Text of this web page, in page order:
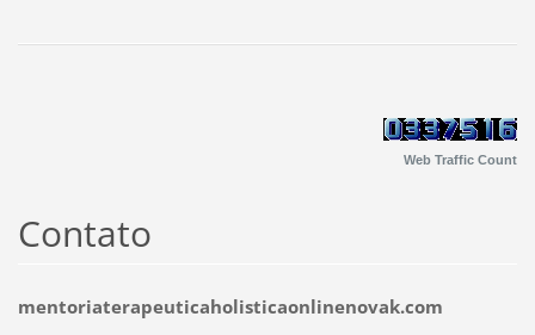
Web Traffic Count
Contato
mentoriaterapeuticaholisticaonlinenovak.com